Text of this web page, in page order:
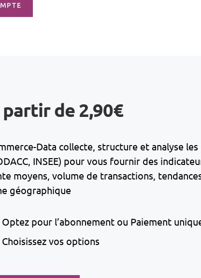
de 2,90€
Data collecte, structure et analyse
INSEE) pour vous fournir des
moyens, volume de transactions,
géographique
Optez pour l’abonnement ou Paiement
Choisissez vos options